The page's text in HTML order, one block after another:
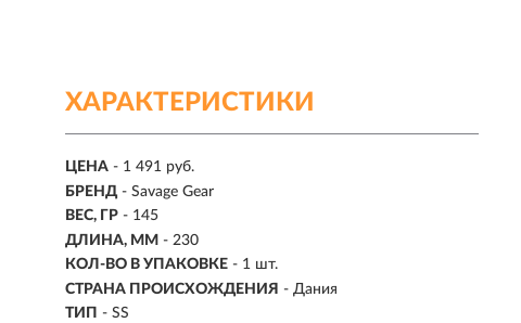
ХАРАКТЕРИСТИКИ
ЦЕНА - 1 491 руб.
БРЕНД - Savage Gear
ВЕС, ГР - 145
ДЛИНА, ММ - 230
КОЛ-ВО В УПАКОВКЕ - 1 шт.
СТРАНА ПРОИСХОЖДЕНИЯ - Дания
ТИП - SS